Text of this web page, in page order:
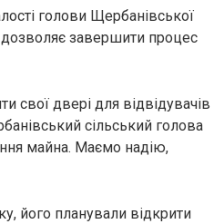
голови Щербанівської
завершити процес
свої двері для відвідувачів
сільський голова
майна. Маємо надію,
його планували відкрити